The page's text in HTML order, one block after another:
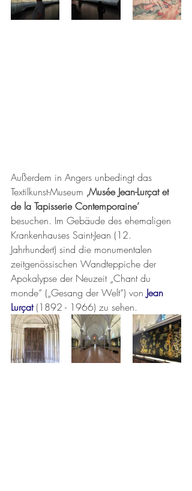
Außerdem in Angers unbedingt das
Textilkunst-Museum ‚Musée Jean-Lurçat et
de la Tapisserie Contemporaine’
besuchen. Im Gebäude des ehemaligen
Krankenhauses Saint-Jean (12.
Jahrhundert) sind die monumentalen
zeitgenössischen Wandteppiche der
Apokalypse der Neuzeit „Chant du
monde“ („Gesang der Welt“) von Jean
Lurçat (1892 - 1966) zu sehen.